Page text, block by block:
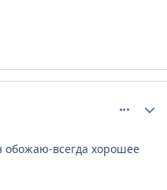
обожаю-всегда хорошее